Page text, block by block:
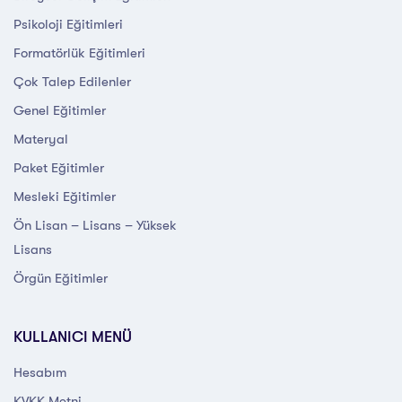
Psikoloji Eğitimleri
Formatörlük Eğitimleri
Çok Talep Edilenler
Genel Eğitimler
Materyal
Paket Eğitimler
Mesleki Eğitimler
Ön Lisan – Lisans – Yüksek
Lisans
Örgün Eğitimler
KULLANICI MENÜ
Hesabım